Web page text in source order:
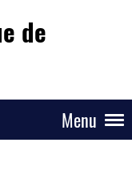
de
Menu